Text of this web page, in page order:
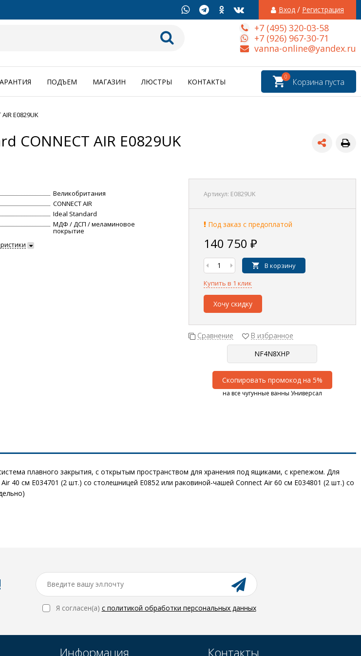
Вход / Регистрация
+7 (495) 320-03-58
+7 (926) 967-30-71
vanna-online@yandex.ru
Корзина пуста
0
ПОДЪЕМ МАГАЗИН ЛЮСТРЫ КОНТАКТЫ
E0829UK
CONNECT AIR E0829UK
Артикул: E0829UK
Под заказ с предоплатой
140 750 ₽
В корзину
Купить в 1 клик
Хочу скидку
Сравнение В избранное
Скопировать промокод на 5%
на все чугунные ванны Универсал
Великобритания
CONNECT AIR
Ideal Standard
МДФ / ДСП / меламиновое
покрытие
плавного закрытия, с открытым пространством для хранения под ящиками, с крепежом. Для
40 см E034701 (2 шт.) со столешницей E0852 или раковиной-чашей Connect Air 60 см E034801 (2 шт.) со
Я согласен(a) с политикой обработки персональных данных
Информация Контакты